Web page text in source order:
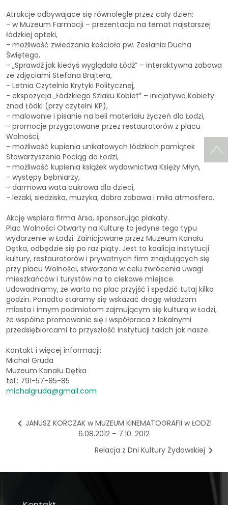
Atrakcje odbywające się równolegle przez cały dzień:
- w Muzeum Farmacji – prezentacja na temat najstarszej
łódzkiej apteki,
- możliwość zwiedzania kościoła pw. Zesłania Ducha
Świętego,
- „Sprawdź jak kiedyś wyglądała Łódź” – interaktywna zabawa
ze zdjęciami Stefana Brajtera,
- Letnia Czytelnia Krytyki Politycznej,
- ekspozycja „Łódzkiego Szlaku Kobiet” – inicjatywa Kobiety
znad Łódki (przy czytelni KP),
- malowanie i pisanie na beli materiału życzeń dla Łodzi,
- promocje przygotowane przez restauratorów z placu
Wolności,
- możliwość kupienia unikatowych łódzkich pamiątek
Stowarzyszenia Pociąg do Łodzi,
- możliwość kupienia książek wydawnictwa Księży Młyn,
- występy bębniarzy,
- darmowa wata cukrowa dla dzieci,
- leżaki, siedziska, muzyka, dobra zabawa i miła atmosfera.
Akcję wspiera firma Arsa, sponsorując plakaty.
Plac Wolności Otwarty na Kulturę to jedyne tego typu
wydarzenie w Łodzi. Zainicjowane przez Muzeum Kanału
Dętka, odbędzie się po raz piąty. Jest to koalicja instytucji
kultury, restauratorów i prywatnych firm znajdujących się
przy placu Wolności, stworzona w celu zwrócenia uwagi
mieszkańców i turystów na to ciekawe miejsce.
Udowadniamy, że warto na plac przyjść i spędzić tutaj kilka
godzin. Ponadto staramy się wskazać drogę władzom
miasta i innym podmiotom zajmującym się kulturą w Łodzi,
że wspólne promowanie się i współpraca z lokalnymi
przedsiębiorcami to przyszłość instytucji takich jak nasze.
Kontakt i więcej informacji:
Michał Gruda
Muzeum Kanału Dętka
tel.: 791-57-85-85
michalgruda@gmail.com
JANUSZ KORCZAK w MUZEUM KINEMATOGRAFII w ŁODZI
6.08.2012 – 7.10. 2012
Relacja z Dni Kultury Żydowskiej